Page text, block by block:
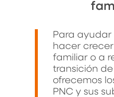
Para ayudar
hacer
familiar o a
transición
ofrecemos
PNC y sus